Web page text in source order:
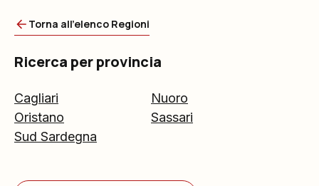
Torna all'elenco Regioni
Ricerca per provincia
Cagliari
Nuoro
Oristano
Sassari
Sud Sardegna